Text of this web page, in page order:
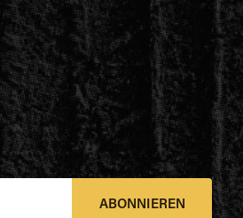
ABONNIEREN